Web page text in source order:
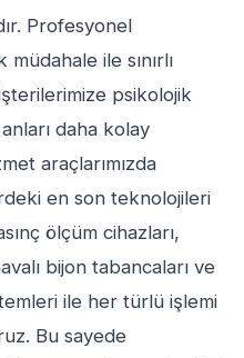
Profesyonel
müdahale ile sınırlı
psikolojik
daha kolay
araçlarımızda
en son teknolojileri
ölçüm cihazları,
bijon tabancaları ve
ile her türlü işlemi
Bu sayede